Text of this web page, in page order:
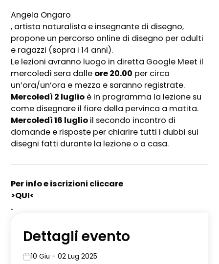
Angela Ongaro
, artista naturalista e insegnante di disegno,
propone un percorso online di disegno per adulti
e ragazzi (sopra i 14 anni).
Le lezioni avranno luogo in diretta Google Meet il
mercoledì sera dalle ore 20.00 per circa
un’ora/un’ora e mezza e saranno registrate.
Mercoledì 2 luglio è in programma la lezione su
come disegnare il fiore della pervinca a matita.
Mercoledì 16 luglio il secondo incontro di
domande e risposte per chiarire tutti i dubbi sui
disegni fatti durante la lezione o a casa.
Per info e iscrizioni cliccare
>QUI<
.
Dettagli evento
10 Giu - 02 Lug 2025